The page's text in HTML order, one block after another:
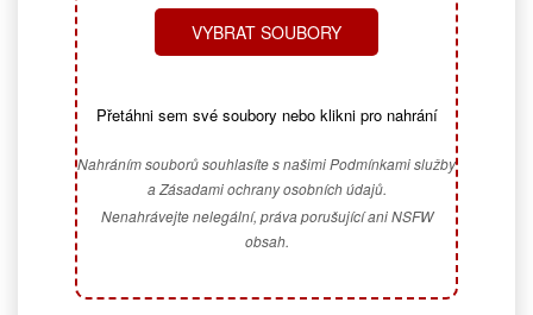
VYBRAT SOUBORY
Přetáhni sem své soubory nebo klikni pro nahrání
Nahráním souborů souhlasíte s našimi Podmínkami služby
a Zásadami ochrany osobních údajů.
Nenahrávejte nelegální, práva porušující ani NSFW
obsah.